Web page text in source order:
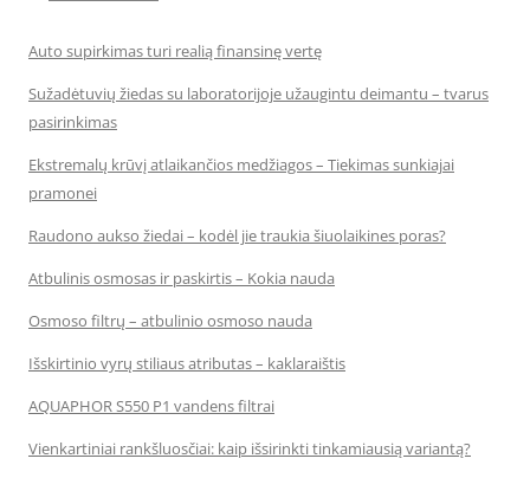
Auto supirkimas turi realią finansinę vertę
Sužadėtuvių žiedas su laboratorijoje užaugintu deimantu – tvarus
pasirinkimas
Ekstremalų krūvį atlaikančios medžiagos – Tiekimas sunkiajai
pramonei
Raudono aukso žiedai – kodėl jie traukia šiuolaikines poras?
Atbulinis osmosas ir paskirtis – Kokia nauda
Osmoso filtrų – atbulinio osmoso nauda
Išskirtinio vyrų stiliaus atributas – kaklaraištis
AQUAPHOR S550 P1 vandens filtrai
Vienkartiniai rankšluosčiai: kaip išsirinkti tinkamiausią variantą?